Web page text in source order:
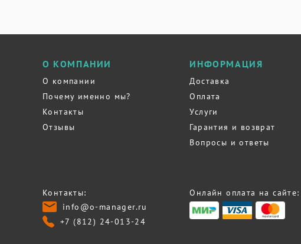
О КОМПАНИИ
О компании
Почему именно мы?
Контакты
Отзывы
ИНФОРМАЦИЯ
Доставка
Оплата
Услуги
Гарантия и возврат
Вопросы и ответы
Контакты:
info@o-manager.ru
+7 (812) 24-013-24
Онлайн оплата на сайте: